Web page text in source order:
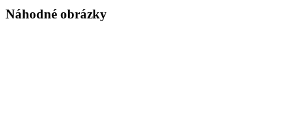
Náhodné obrázky